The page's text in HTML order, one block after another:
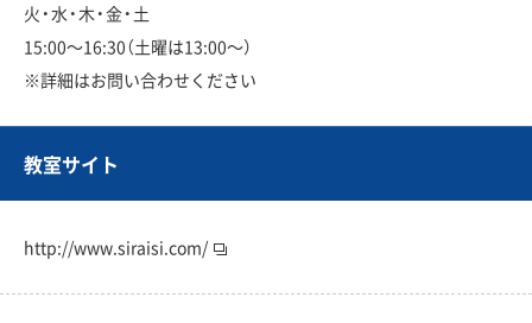
火・水・木・金・土
15:00〜16:30（土曜は13:00〜）
※詳細はお問い合わせください
教室サイト
http://www.siraisi.com/